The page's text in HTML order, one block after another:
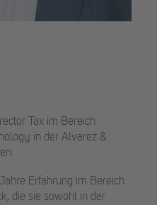
Tax im Bereich
in der Alvarez &
Erfahrung im Bereich
die sie sowohl in der